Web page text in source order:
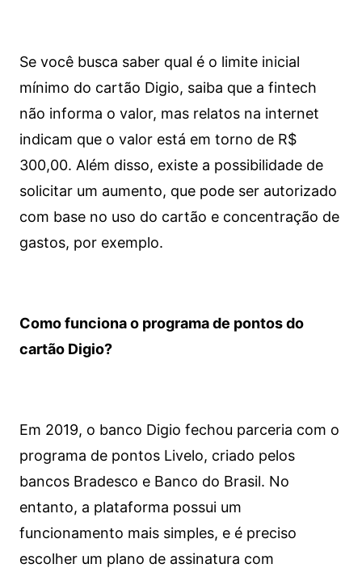
Se você busca saber qual é o limite inicial
mínimo do cartão Digio, saiba que a fintech
não informa o valor, mas relatos na internet
indicam que o valor está em torno de R$
300,00. Além disso, existe a possibilidade de
solicitar um aumento, que pode ser autorizado
com base no uso do cartão e concentração de
gastos, por exemplo.
Como funciona o programa de pontos do
cartão Digio?
Em 2019, o banco Digio fechou parceria com o
programa de pontos Livelo, criado pelos
bancos Bradesco e Banco do Brasil. No
entanto, a plataforma possui um
funcionamento mais simples, e é preciso
escolher um plano de assinatura com